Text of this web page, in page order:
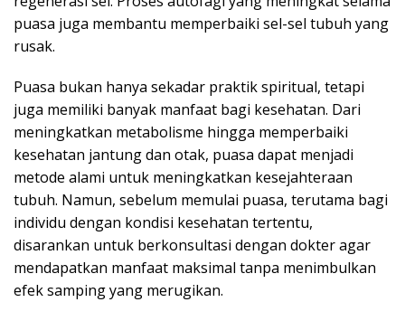
puasa juga membantu memperbaiki sel-sel tubuh yang
rusak.
Puasa bukan hanya sekadar praktik spiritual, tetapi
juga memiliki banyak manfaat bagi kesehatan. Dari
meningkatkan metabolisme hingga memperbaiki
kesehatan jantung dan otak, puasa dapat menjadi
metode alami untuk meningkatkan kesejahteraan
tubuh. Namun, sebelum memulai puasa, terutama bagi
individu dengan kondisi kesehatan tertentu,
disarankan untuk berkonsultasi dengan dokter agar
mendapatkan manfaat maksimal tanpa menimbulkan
efek samping yang merugikan.